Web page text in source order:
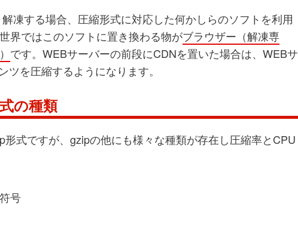
凍する場合、圧縮形式に対応した何かしらのソフトを利用
界ではこのソフトに置き換わる物がブラウザー（解凍専
です。WEBサーバーの前段にCDNを置いた場合は、WEBサ
を圧縮するようになります。
の種類
式ですが、gzipの他にも様々な種類が存在し圧縮率とCPU
号